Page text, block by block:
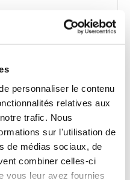
personnaliser le contenu
relatives aux
trafic. Nous
sur l'utilisation de
de médias sociaux, de
combiner celles-ci
vous leur avez fournies
de SAF pour les
d’aviation
le Pearl 10X. Le Pearl 15
Bombardier, tandis que le
Dassault Aviation. Les
Royce dédié à l’aviation
Le carburant utilisé lors
de cuisson ainsi que
de l’année 2023, Rolls-
démontrer que tous ses